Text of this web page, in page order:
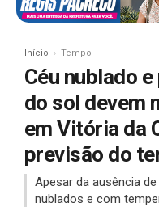
Início Tempo
Céu nublado
do sol devem
em Vitória da
previsão do
Apesar da ausência
nublados e com